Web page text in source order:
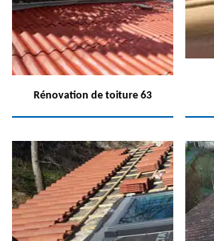
Rénovation de toiture 63